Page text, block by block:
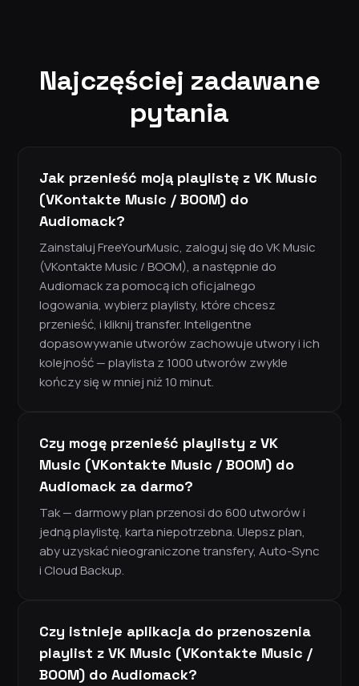
Najczęściej zadawane
pytania
Jak przenieść moją playlistę z VK Music
(VKontakte Music / BOOM) do
Audiomack?
Zainstaluj FreeYourMusic, zaloguj się do VK Music
(VKontakte Music / BOOM), a następnie do
Audiomack za pomocą ich oficjalnego
logowania, wybierz playlisty, które chcesz
przenieść, i kliknij transfer. Inteligentne
dopasowywanie utworów zachowuje utwory i ich
kolejność — playlista z 1000 utworów zwykle
kończy się w mniej niż 10 minut.
Czy mogę przenieść playlisty z VK
Music (VKontakte Music / BOOM) do
Audiomack za darmo?
Tak — darmowy plan przenosi do 600 utworów i
jedną playlistę, karta niepotrzebna. Ulepsz plan,
aby uzyskać nieograniczone transfery, Auto-Sync
i Cloud Backup.
Czy istnieje aplikacja do przenoszenia
playlist z VK Music (VKontakte Music /
BOOM) do Audiomack?